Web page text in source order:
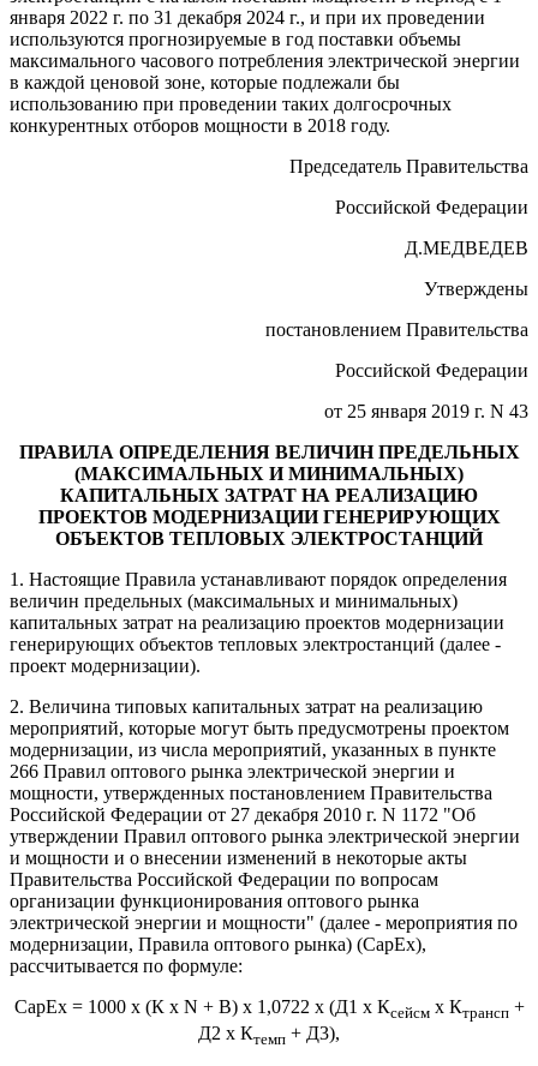
января 2022 г. по 31 декабря 2024 г., и при их проведении
используются прогнозируемые в год поставки объемы
максимального часового потребления электрической энергии
в каждой ценовой зоне, которые подлежали бы
использованию при проведении таких долгосрочных
конкурентных отборов мощности в 2018 году.
Председатель Правительства
Российской Федерации
Д.МЕДВЕДЕВ
Утверждены
постановлением Правительства
Российской Федерации
от 25 января 2019 г. N 43
ПРАВИЛА ОПРЕДЕЛЕНИЯ ВЕЛИЧИН ПРЕДЕЛЬНЫХ
(МАКСИМАЛЬНЫХ И МИНИМАЛЬНЫХ)
КАПИТАЛЬНЫХ ЗАТРАТ НА РЕАЛИЗАЦИЮ
ПРОЕКТОВ МОДЕРНИЗАЦИИ ГЕНЕРИРУЮЩИХ
ОБЪЕКТОВ ТЕПЛОВЫХ ЭЛЕКТРОСТАНЦИЙ
1. Настоящие Правила устанавливают порядок определения
величин предельных (максимальных и минимальных)
капитальных затрат на реализацию проектов модернизации
генерирующих объектов тепловых электростанций (далее -
проект модернизации).
2. Величина типовых капитальных затрат на реализацию
мероприятий, которые могут быть предусмотрены проектом
модернизации, из числа мероприятий, указанных в пункте
266 Правил оптового рынка электрической энергии и
мощности, утвержденных постановлением Правительства
Российской Федерации от 27 декабря 2010 г. N 1172 "Об
утверждении Правил оптового рынка электрической энергии
и мощности и о внесении изменений в некоторые акты
Правительства Российской Федерации по вопросам
организации функционирования оптового рынка
электрической энергии и мощности" (далее - мероприятия по
модернизации, Правила оптового рынка) (CapEx),
рассчитывается по формуле:
CapEx = 1000 x (К x N + B) x 1,0722 x (Д1 x Ксейсмx Ктрансп+
Д2 x Ктемп + Д3),